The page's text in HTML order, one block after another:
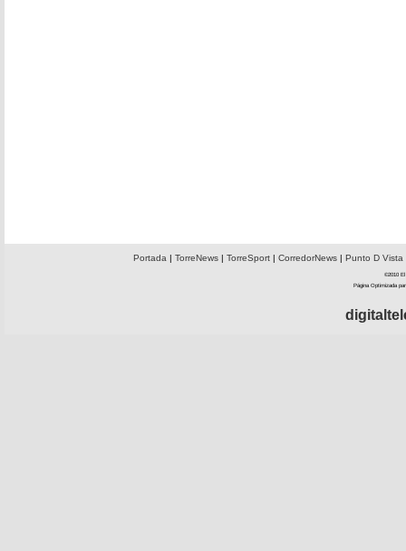
Portada | TorreNews| TorreSport| CorredorNews| Punto D Vista
©2010 El
Página Optimizada